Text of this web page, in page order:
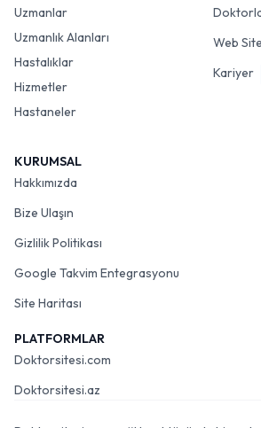
Uzmanlar
Uzmanlık Alanları
Hastalıklar
Hizmetler
Hastaneler
Web
Kariyer
KURUMSAL
Hakkımızda
Bize Ulaşın
Gizlilik Politikası
Google Takvim Entegrasyonu
Site Haritası
PLATFORMLAR
Doktorsitesi.com
Doktorsitesi.az